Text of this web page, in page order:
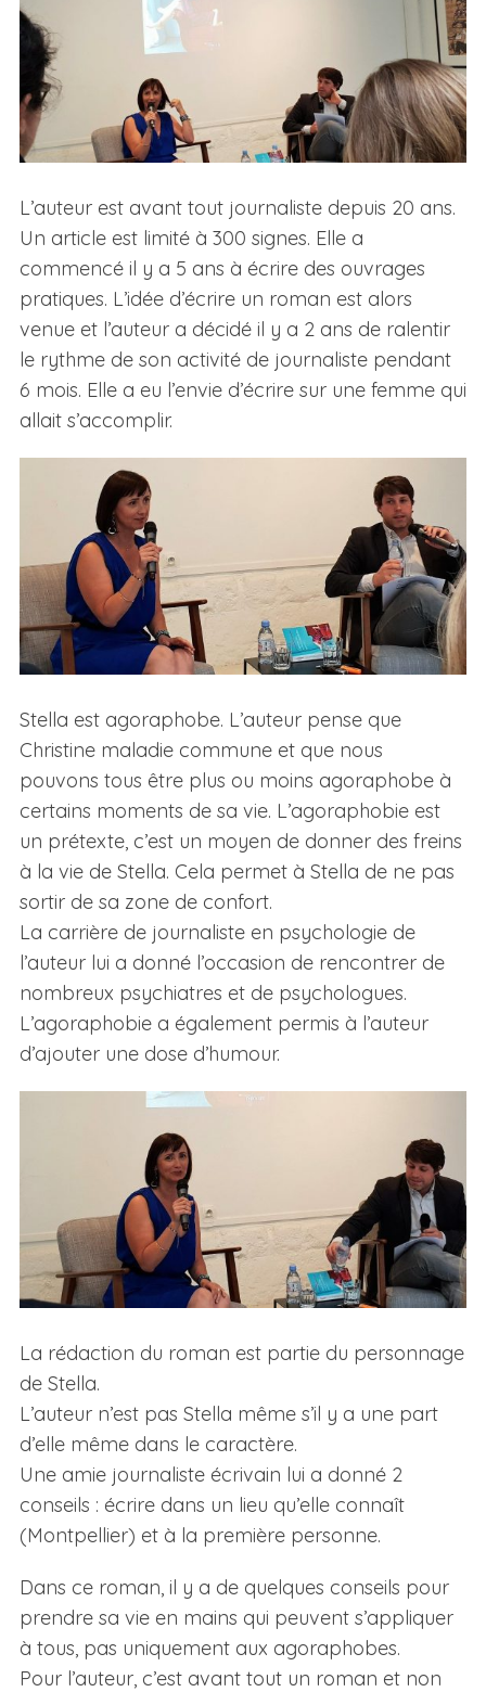
L’auteur est avant tout journaliste depuis 20 ans.
Un article est limité à 300 signes. Elle a
commencé il y a 5 ans à écrire des ouvrages
pratiques. L’idée d’écrire un roman est alors
venue et l’auteur a décidé il y a 2 ans de ralentir
le rythme de son activité de journaliste pendant
6 mois. Elle a eu l’envie d’écrire sur une femme qui
allait s’accomplir.
Stella est agoraphobe. L’auteur pense que
Christine maladie commune et que nous
pouvons tous être plus ou moins agoraphobe à
certains moments de sa vie. L’agoraphobie est
un prétexte, c’est un moyen de donner des freins
à la vie de Stella. Cela permet à Stella de ne pas
sortir de sa zone de confort.
La carrière de journaliste en psychologie de
l’auteur lui a donné l’occasion de rencontrer de
nombreux psychiatres et de psychologues.
L’agoraphobie a également permis à l’auteur
d’ajouter une dose d’humour.
La rédaction du roman est partie du personnage
de Stella.
L’auteur n’est pas Stella même s’il y a une part
d’elle même dans le caractère.
Une amie journaliste écrivain lui a donné 2
conseils : écrire dans un lieu qu’elle connaît
(Montpellier) et à la première personne.
Dans ce roman, il y a de quelques conseils pour
prendre sa vie en mains qui peuvent s’appliquer
à tous, pas uniquement aux agoraphobes.
Pour l’auteur, c’est avant tout un roman et non